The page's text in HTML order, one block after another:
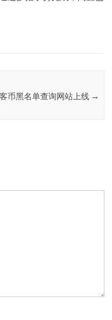
币黑名单查询网站上线 →